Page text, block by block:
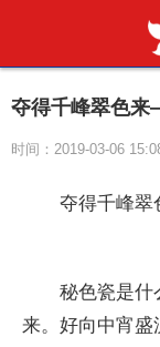
夺得千峰翠色
时间：2019-03-06
夺得千峰
秘色瓷是什
来。好向中宵盛